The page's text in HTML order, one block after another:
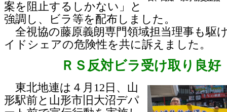
案を阻止するしかない」と
強調し、ビラ等を配布しました。
全視協の藤原義朗専門領域担当理事も駆
イドシェアの危険性を共に訴えました。
ＲＳ反対ビラ受け取り良好
東北地連は４月12日、山
形駅前と山形市旧大沼デパ